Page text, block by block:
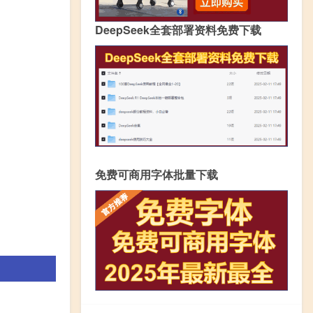
DeepSeek全套部署资料免费下载
免费可商用字体批量下载